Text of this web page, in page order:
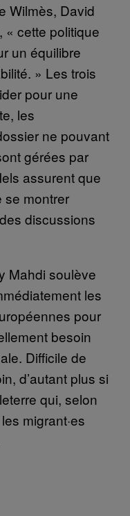
Wilmès, David
« cette politique
un équilibre
» Les trois
pour une
les
ne pouvant
gérées par
assurent que
se montrer
discussions
Mahdi soulève
les
pour
besoin
Difficile de
d’autant plus si
qui, selon
migrant·es